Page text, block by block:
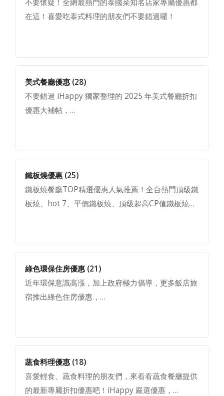
不要懷疑！全網最熱門的泰國菜知名店家專屬優惠都
在這！喜愛吃泰式料理的朋友們不要錯過囉！
美式餐廳優惠 (28)
不要錯過 iHappy 獨家整理的 2025 年美式餐廳折扣
優惠大補帖，…
鐵板燒優惠 (25)
鐵板燒餐廳TOP精選優惠人氣推薦！全台熱門頂級鐵
板燒、hot 7、平價鐵板燒、頂級超高CP值鐵板燒…
綠色環保住房優惠 (21)
近年環保意識高漲，加上政府極力倡導，更多飯店旅
宿推出綠色住房優惠，…
蔬食料理優惠 (18)
喜愛輕食、蔬食料理的朋友們，來看看蔬食餐廳提供
的最新專屬折扣優惠吧！iHappy 嚴選優惠，…